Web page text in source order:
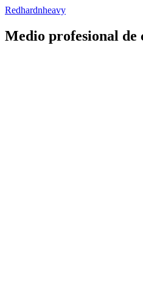
Redhardnheavy
Medio profesional de